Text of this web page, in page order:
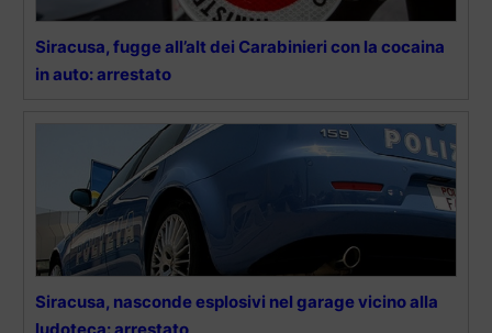
Siracusa, fugge all’alt dei Carabinieri con la cocaina
in auto: arrestato
Siracusa, nasconde esplosivi nel garage vicino alla